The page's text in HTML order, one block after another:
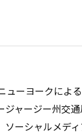
ーヨークによ
ジャージー州交
ーシャルメデ